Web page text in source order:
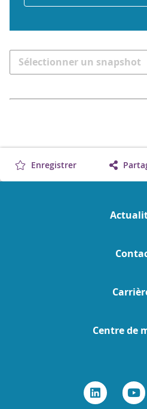
Sélectionner un snapshot
Enregistrer
Centre de